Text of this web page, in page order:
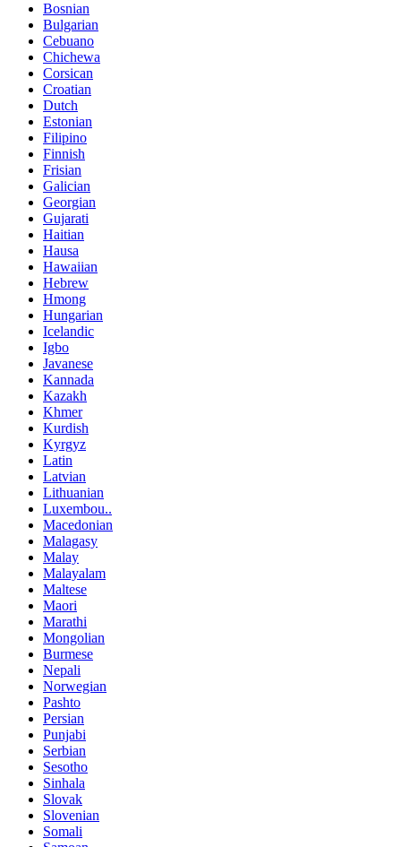
Bosnian
Bulgarian
Cebuano
Chichewa
Corsican
Croatian
Dutch
Estonian
Filipino
Finnish
Frisian
Galician
Georgian
Gujarati
Haitian
Hausa
Hawaiian
Hebrew
Hmong
Hungarian
Icelandic
Igbo
Javanese
Kannada
Kazakh
Khmer
Kurdish
Kyrgyz
Latin
Latvian
Lithuanian
Luxembou..
Macedonian
Malagasy
Malay
Malayalam
Maltese
Maori
Marathi
Mongolian
Burmese
Nepali
Norwegian
Pashto
Persian
Punjabi
Serbian
Sesotho
Sinhala
Slovak
Slovenian
Somali